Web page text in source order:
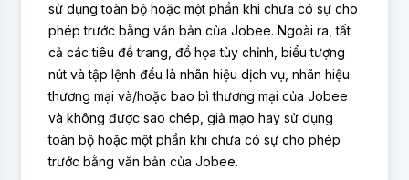
sử dụng toàn bộ hoặc một phần khi chưa có sự cho
phép trước bằng văn bản của Jobee. Ngoài ra, tất
cả các tiêu đề trang, đồ họa tùy chỉnh, biểu tượng
nút và tập lệnh đều là nhãn hiệu dịch vụ, nhãn hiệu
thương mại và/hoặc bao bì thương mại của Jobee
và không được sao chép, giả mạo hay sử dụng
toàn bộ hoặc một phần khi chưa có sự cho phép
trước bằng văn bản của Jobee.